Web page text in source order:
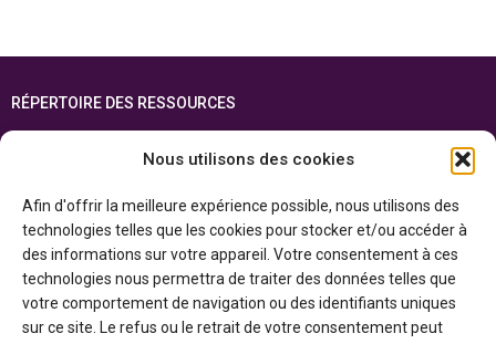
Nous utilisons des cookies
Afin d'offrir la meilleure expérience possible, nous utilisons des
technologies telles que les cookies pour stocker et/ou accéder à
des informations sur votre appareil. Votre consentement à ces
technologies nous permettra de traiter des données telles que
votre comportement de navigation ou des identifiants uniques
sur ce site. Le refus ou le retrait de votre consentement peut
RÉPERTOIRE DES RESSOURCES
ENGLISH
Cette ressource est réalisée grâce au soutien financier du gouvernement de
l’Ontario et du gouvernement duCanada par l’entremise du ministère du
Patrimoine canadien